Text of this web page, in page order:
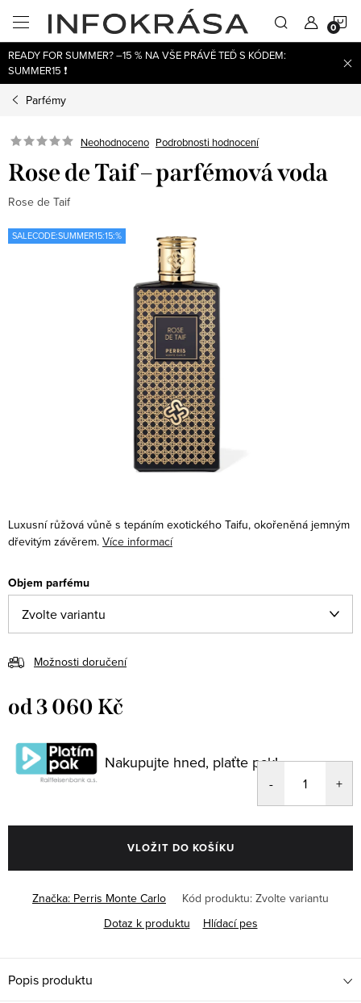
obsah
READY FOR SUMMER? –15 % NA VŠE PRÁVĚ TEĎ S KÓDEM:
SUMMER15 ❗
Parfémy
Neohodnoceno Podrobnosti hodnocení
Rose de Taif – parfémová voda
Rose de Taif
SALECODE:SUMMER15:15:%
Luxusní růžová vůně s tepáním exotického Taifu, okořeněná jemným
dřevitým závěrem. Více informací
Objem parfému
Možnosti doručení
od3 060 Kč
cena:
Nakupujte hned, plaťte pak!
VLOŽIT DO KOŠÍKU
Značka: Perris Monte Carlo Kód produktu: Zvolte variantu
Dotaz k produktu
Hlídací pes
Popis produktu